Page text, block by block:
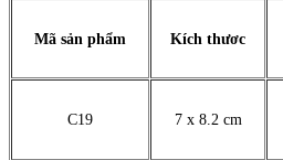
Mã sản phẩm Kích thươc
C19 7 x 8.2 cm